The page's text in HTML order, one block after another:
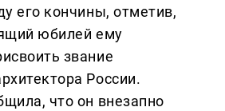
его кончины, отметив,
юбилей ему
звание
России.
что он внезапно